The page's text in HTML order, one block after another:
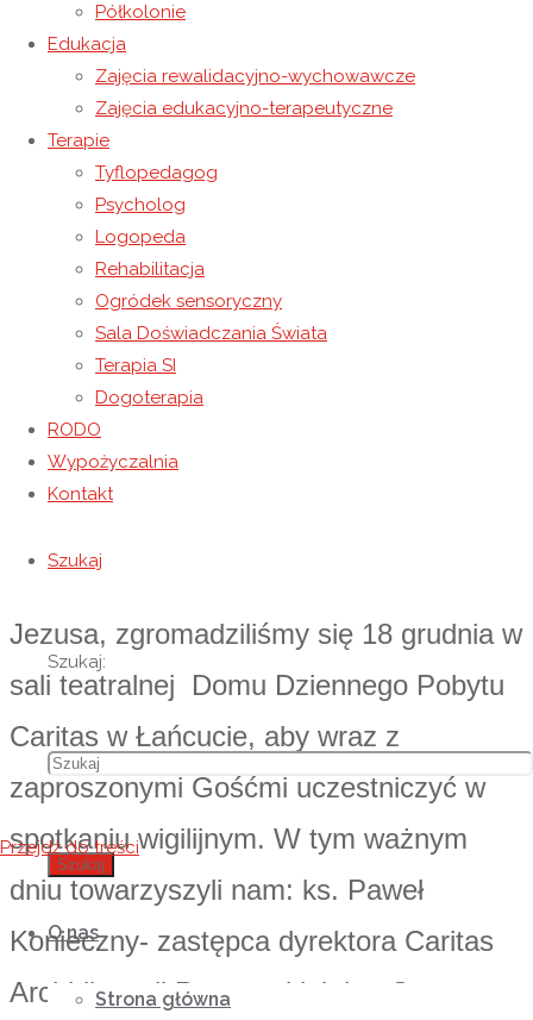
Półkolonie
Edukacja
Zajęcia rewalidacyjno-wychowawcze
Zajęcia edukacyjno-terapeutyczne
Terapie
Tyflopedagog
Psycholog
Logopeda
Rehabilitacja
Ogródek sensoryczny
Sala Doświadczania Świata
Terapia SI
Dogoterapia
RODO
Wypożyczalnia
Kontakt
Szukaj
Szukaj:
Szukaj
Przejdź do treści
O nas
Strona główna
Każdy człowiek dobrej woli,
Boga dziś zobaczy”
Boże Narodzenie to w polskiej tradycji
jedno z najpiękniejszych i najbardziej
wyczekiwanych świąt w roku. Choć jego
fundamentem jest upamiętnienie
narodzin Jezusa Chrystusa, dla wielu z
nas stało się ono przede wszystkim
symbolem nadziei, pojednania oraz
Jezusa, zgromadziliśmy się 18 grudnia w
sali teatralnej Domu Dziennego Pobytu
Caritas w Łańcucie, aby wraz z
zaproszonymi Gośćmi uczestniczyć w
spotkaniu wigilijnym. W tym ważnym
dniu towarzyszyli nam: ks. Paweł
Konieczny- zastępca dyrektora Caritas
Archidiecezji Przemyskiej, ks. Grzegorz